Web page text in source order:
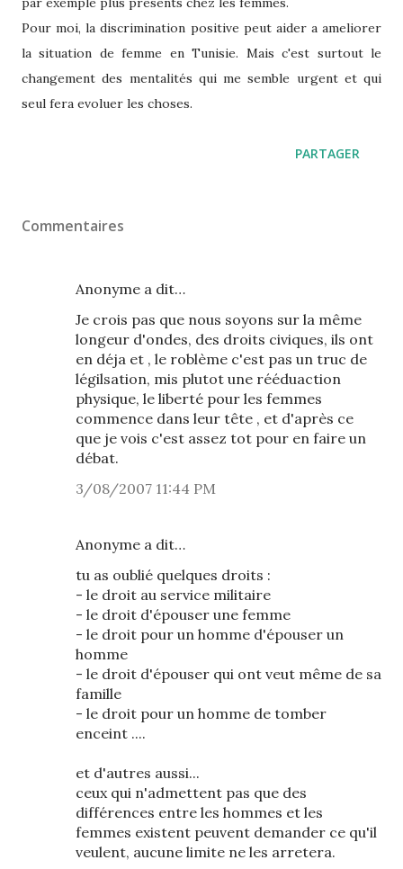
Pour moi, la discrimination positive peut aider a ameliorer
la situation de femme en Tunisie. Mais c'est surtout le
changement des mentalités qui me semble urgent et qui
seul fera evoluer les choses.
PARTAGER
Commentaires
Anonyme a dit…
Je crois pas que nous soyons sur la même
longeur d'ondes, des droits civiques, ils ont
en déja et , le roblème c'est pas un truc de
légilsation, mis plutot une rééduaction
physique, le liberté pour les femmes
commence dans leur tête , et d'après ce
que je vois c'est assez tot pour en faire un
débat.
3/08/2007 11:44 PM
Anonyme a dit…
tu as oublié quelques droits :
- le droit au service militaire
- le droit d'épouser une femme
- le droit pour un homme d'épouser un
homme
- le droit d'épouser qui ont veut même de sa
famille
- le droit pour un homme de tomber
enceint ....
et d'autres aussi...
ceux qui n'admettent pas que des
différences entre les hommes et les
femmes existent peuvent demander ce qu'il
veulent, aucune limite ne les arretera.